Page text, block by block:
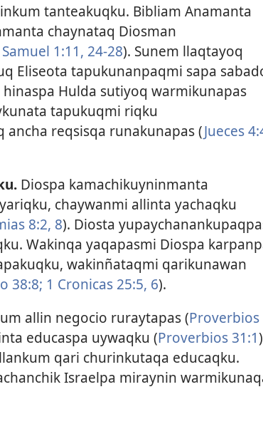
tanteakuqku. Bibliam Anamanta
chaynataq Diosman
Samuel 1:11, 24-28). Sunem llaqtayoq
Eliseota tapukunanpaqmi sapa
hinaspa Hulda sutiyoq warmikunapas
tapukuqmi riqku
ancha reqsisqa runakunapas (Jueces
Diospa kamachikuyninmanta
chaywanmi allinta yachaqku
8:2, 8). Diosta
Wakinqa yaqapasmi Diospa
wakinñataqmi qarikunawan
38:8; 1 Cronicas 25:5, 6).
allin negocio ruraytapas (Proverbios
educaspa uywaqku (Proverbios 31:1
qari churinkutaqa educaqku.
Israelpa miraynin